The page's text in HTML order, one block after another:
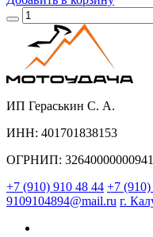
ИП Гераськин С. А.
ИНН: 401701838153
ОГРНИП:
+7 (910) 910 48 44 +7
9109104894@mail.ru г.